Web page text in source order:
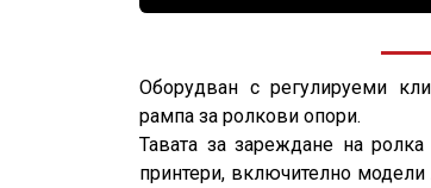
Оборудван с регулируеми
рампа за ролкови опори.
Тавата за зареждане на
принтери, включително модели